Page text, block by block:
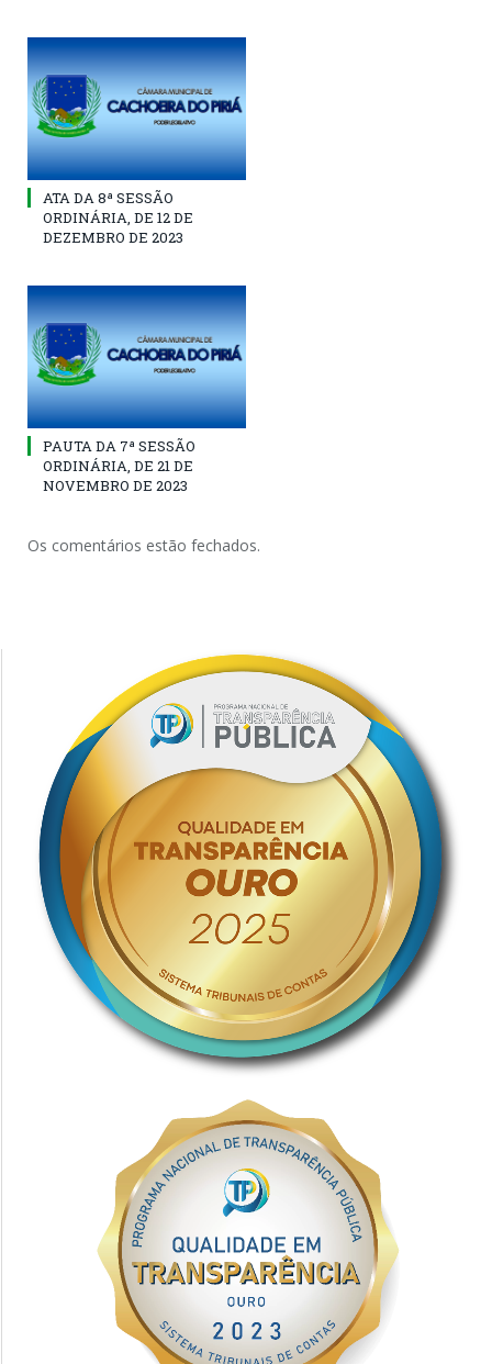
ATA DA 8ª SESSÃO
ORDINÁRIA, DE 12 DE
DEZEMBRO DE 2023
PAUTA DA 7ª SESSÃO
ORDINÁRIA, DE 21 DE
NOVEMBRO DE 2023
Os comentários estão fechados.